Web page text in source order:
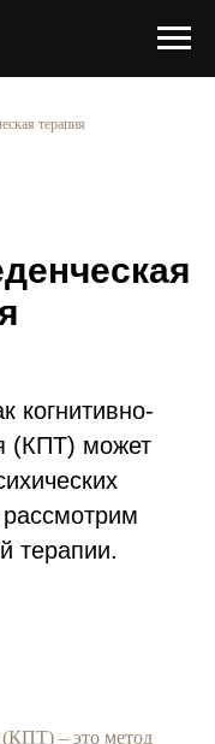
терапия
когнитивно-
(КПТ) может
рассмотрим
терапии.
(КПТ) – это метод